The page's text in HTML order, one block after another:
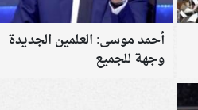
أحمد موسى: العلمين الجديدة
وجهة للجميع